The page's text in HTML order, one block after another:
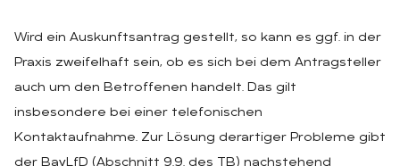
Wird ein Auskunftsantrag gestellt, so kann es ggf. in der
Praxis zweifelhaft sein, ob es sich bei dem Antragsteller
auch um den Betroffenen handelt. Das gilt
insbesondere bei einer telefonischen
Kontaktaufnahme. Zur Lösung derartiger Probleme gibt
der BayLfD (Abschnitt 9.9. des TB) nachstehend